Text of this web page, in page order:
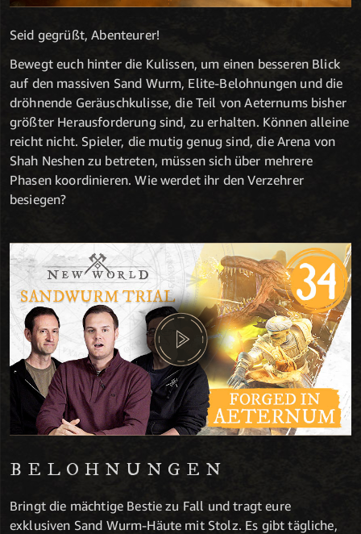
Seid gegrüßt, Abenteurer!
Bewegt euch hinter die Kulissen, um einen besseren Blick
auf den massiven Sand Wurm, Elite-Belohnungen und die
dröhnende Geräuschkulisse, die Teil von Aeternums bisher
größter Herausforderung sind, zu erhalten. Können alleine
reicht nicht. Spieler, die mutig genug sind, die Arena von
Shah Neshen zu betreten, müssen sich über mehrere
Phasen koordinieren. Wie werdet ihr den Verzehrer
besiegen?
BELOHNUNGEN
Bringt die mächtige Bestie zu Fall und tragt eure
exklusiven Sand Wurm-Häute mit Stolz. Es gibt tägliche,